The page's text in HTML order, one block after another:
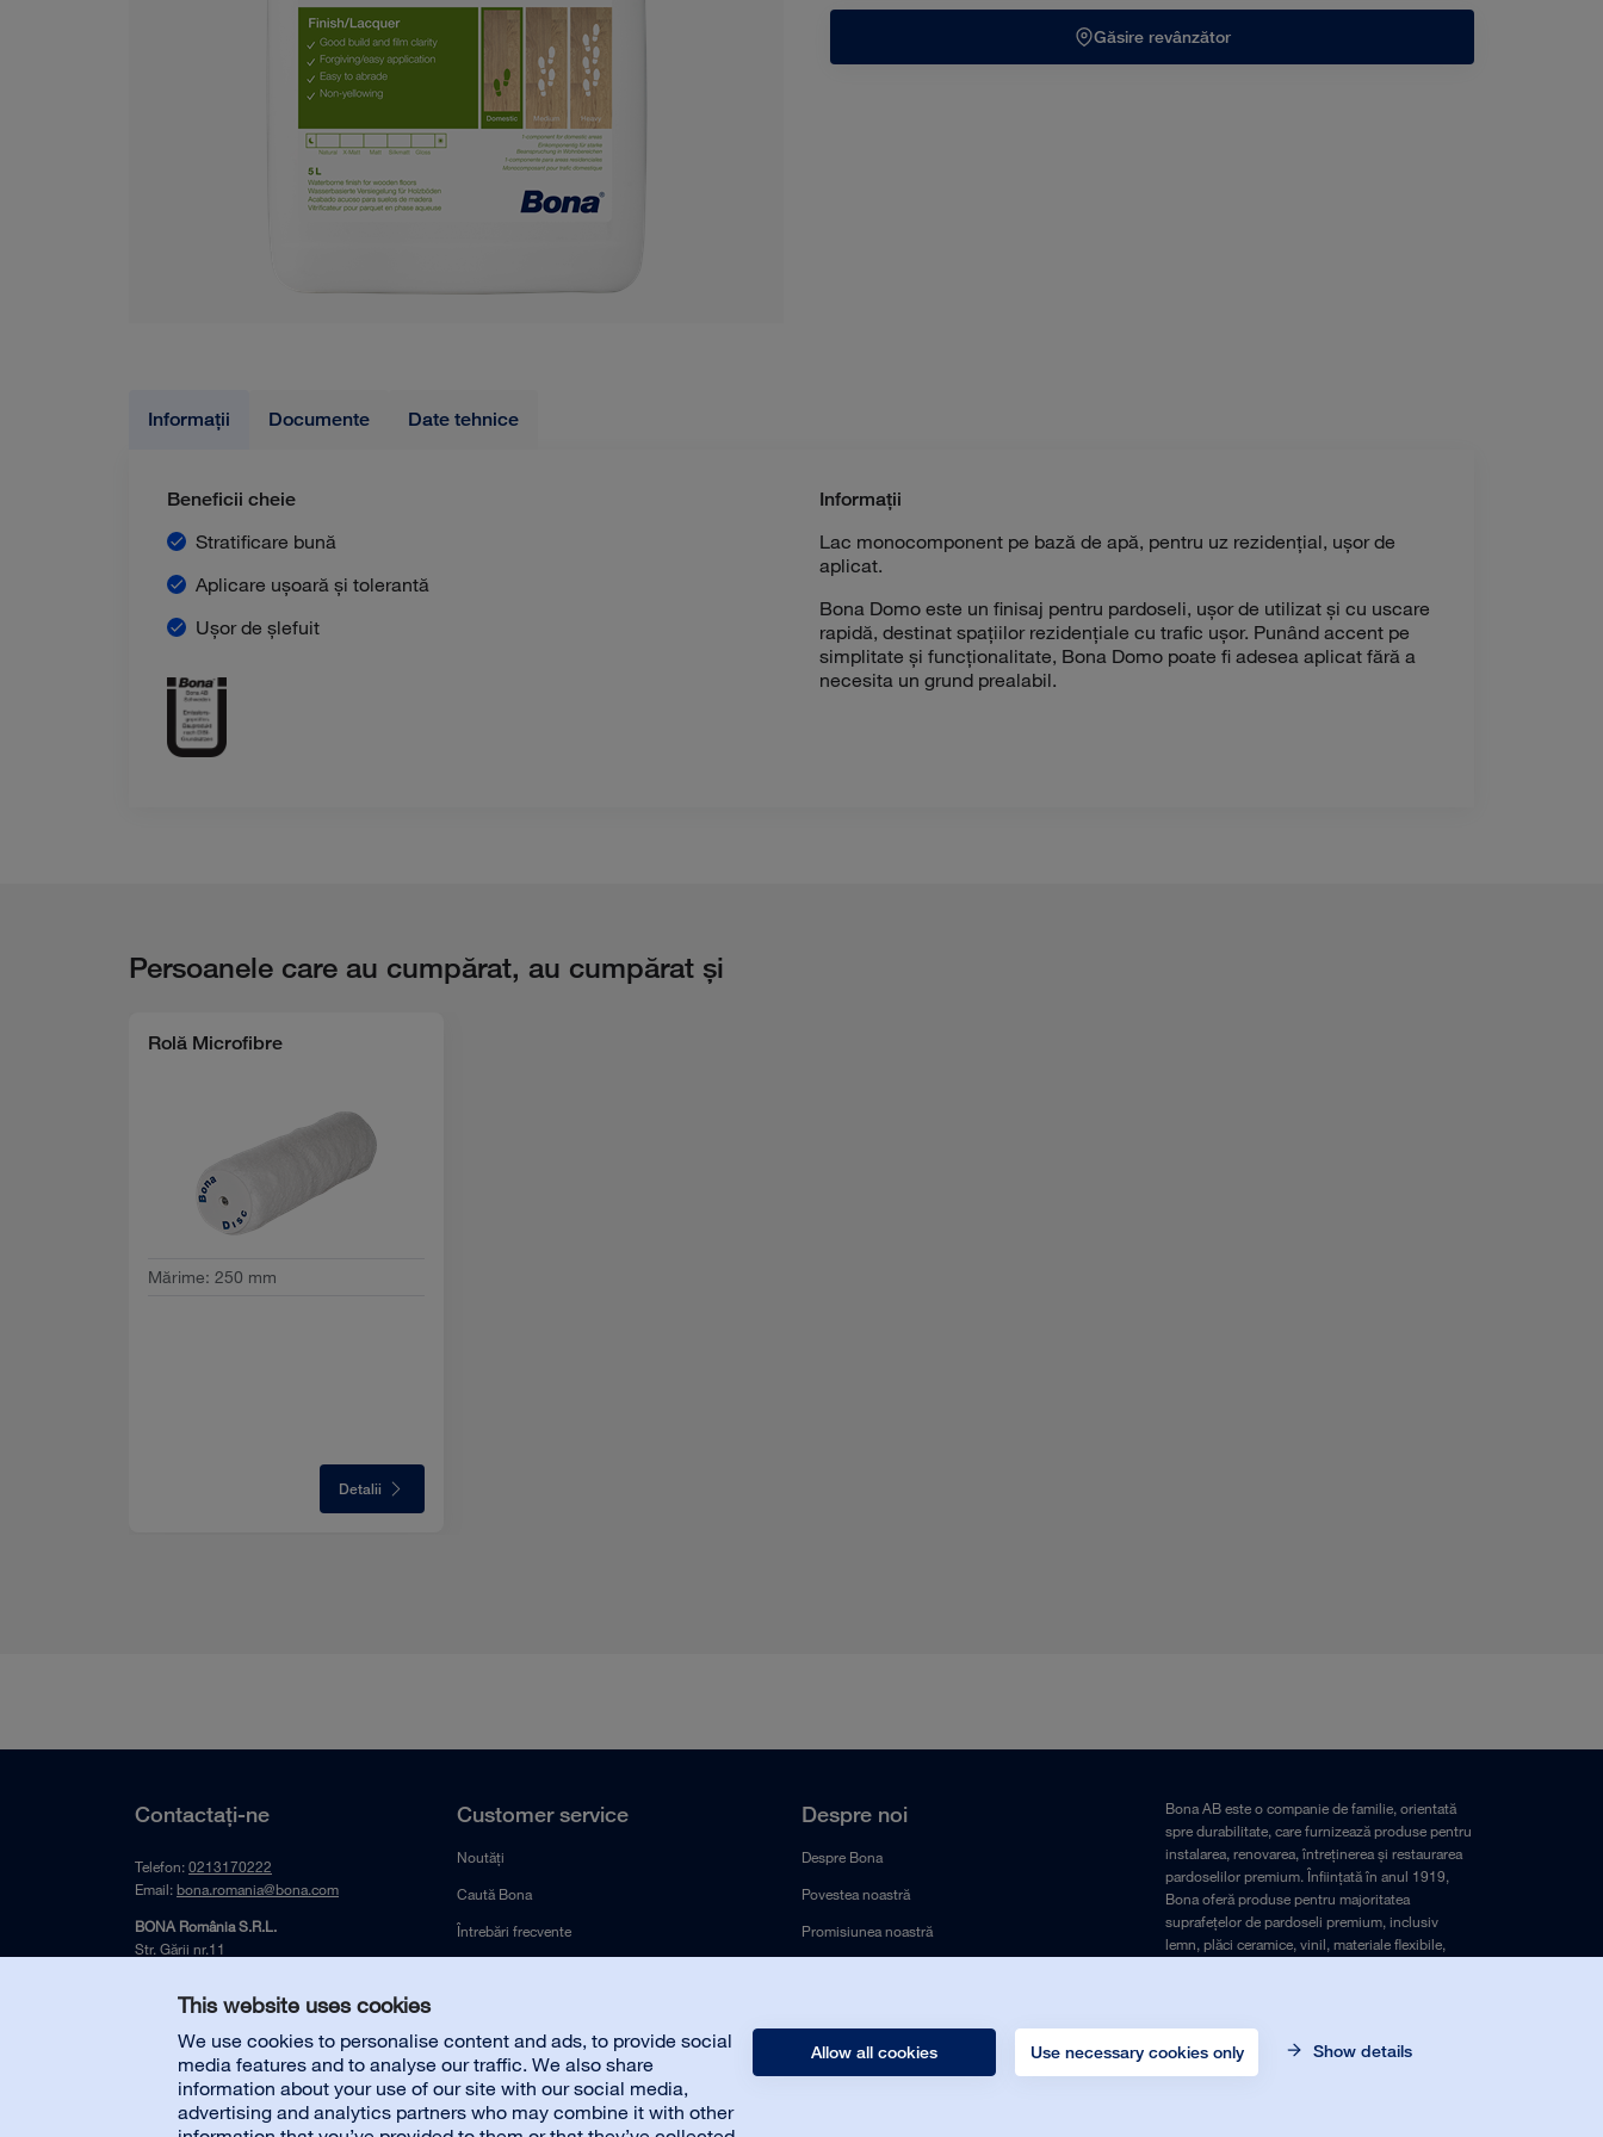
This website uses cookies
We use cookies to personalise content and ads, to provide social
media features and to analyse our traffic. We also share
information about your use of our site with our social media,
advertising and analytics partners who may combine it with other
Allow all cookies Use necessary cookies only Show details
Găsire revânzător
Informații Documente Date tehnice
Beneficii cheie
Stratificare bună
Aplicare ușoară și tolerantă
Ușor de șlefuit
Informații
Lac monocomponent pe bază de apă, pentru uz rezidențial, ușor de
Bona Domo este un finisaj pentru pardoseli, ușor de utilizat și cu uscare
rapidă, destinat spațiilor rezidențiale cu trafic ușor. Punând accent pe
simplitate și funcționalitate, Bona Domo poate fi adesea aplicat fără a
Persoanele care au cumpărat, au cumpărat și
Rolă Microfibre
Mărime: 250 mm
Detalii
Contactați-ne
Telefon:0213170222
Email:bona.romania@bona.com
BONA România S.R.L.
Str. Gării nr.11
077135 Mogoşoaia | Ilfov
România
Customer service
Noutăți
Caută Bona
Întrebări frecvente
Despre noi
Despre Bona
Povestea noastră
Promisiunea noastră
Contactați-ne
Bona AB este o companie de familie, orientată
spre durabilitate, care furnizează produse pentru
instalarea, renovarea, întreținerea și restaurarea
pardoselilor premium. Înființată în anul 1919,
Bona oferă produse pentru majoritatea
suprafețelor de pardoseli premium, inclusiv
lemn, plăci ceramice, vinil, materiale flexibile,
© Bona Orgnr. 556017-6488. Toate drepturile
rezervate.
Aviz juridicșiPolitica de confidențialitate